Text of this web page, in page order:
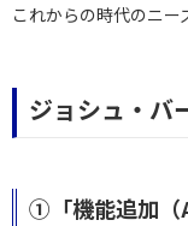
これからの時代のニー
ジョシュ・バ
①「機能追加（